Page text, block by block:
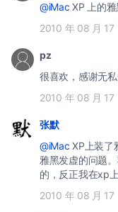
@iMac XP 上的雅
2010 年 08 月 17
pz
很喜欢，感谢无
2010 年 08 月 17
张默
@iMac XP上装了
雅黑发虚的问题
的，反正我在xp
2010 年 08 月 17